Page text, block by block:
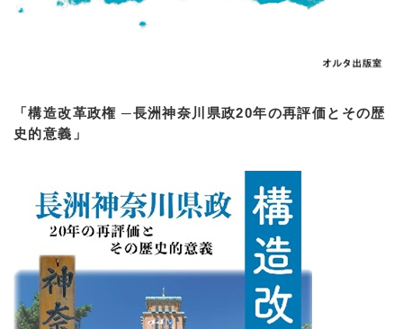
「構造改革政権 ─長洲神奈川県政20年の再評価とその歴
史的意義」